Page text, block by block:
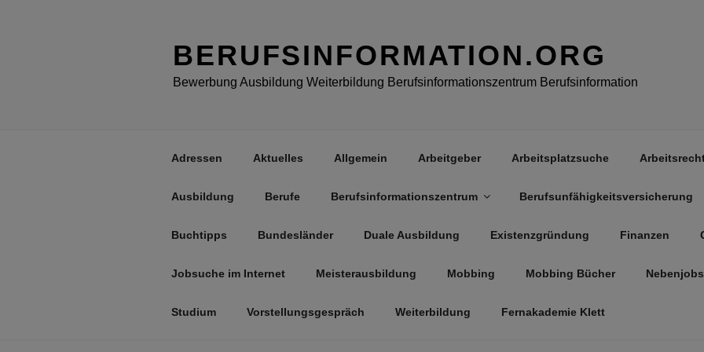
BERUFSINFORMATION.ORG
Bewerbung Ausbildung Weiterbildung Berufsinformationszentrum Berufsinformation
Adressen Aktuelles Allgemein Arbeitgeber Arbeitsplatzsuche
Ausbildung Berufe Berufsinformationszentrum Berufsunfähigkeitsversicherung
Buchtipps Bundesländer Duale Ausbildung Existenzgründung Finanzen
Jobsuche im Internet Meisterausbildung Mobbing Mobbing Bücher Nebenjobs
Studium Vorstellungsgespräch Weiterbildung Fernakademie Klett